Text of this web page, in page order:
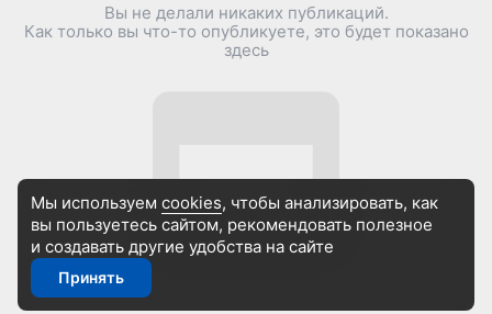
Вы не делали никаких публикаций.
Как только вы что-то опубликуете, это будет показано
здесь
Мы используем cookies, чтобы анализировать, как
вы пользуетесь сайтом, рекомендовать полезное
и создавать другие удобства на сайте
Принять